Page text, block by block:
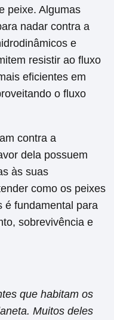
peixe. Algumas
nadar contra a
e
resistir ao fluxo
eficientes em
o fluxo
contra a
dela possuem
às suas
como os peixes
é fundamental para
sobrevivência e
que habitam os
Muitos deles